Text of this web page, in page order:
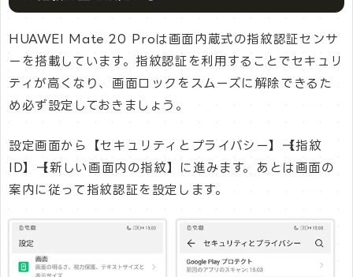
HUAWEI Mate 20 Proは画面内蔵式の指紋認証センサ
ーを搭載しています。指紋認証を利用することでセキュリ
ティが高くなり、画面ロックをスムーズに解除できるた
め必ず設定しておきましょう。
設定画面から【セキュリティとプライバシー】→【指紋
ID】→【新しい画面内の指紋】に進みます。あとは画面の
案内に従って指紋認証を設定します。